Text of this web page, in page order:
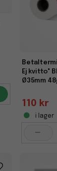
Ej kvitto"
Ø35mm
110 kr
i lager
-